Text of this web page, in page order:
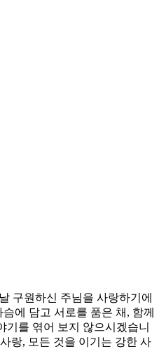
구원하신 주님을 사랑하기에
에 담고 서로를 품은 채, 함께
를 엮어 보지 않으시겠습니
랑, 모든 것을 이기는 강한 사